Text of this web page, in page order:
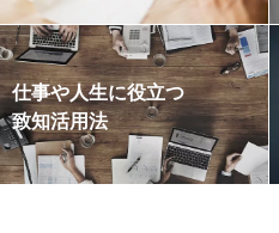
仕事や人生に役立つ
致知活用法